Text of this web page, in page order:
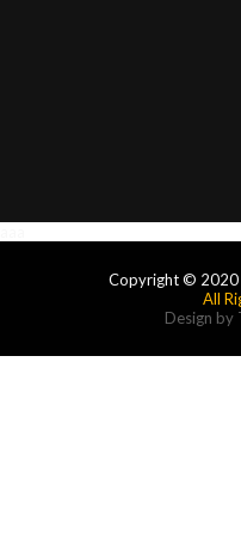
Copyright © 2020
All
Design by